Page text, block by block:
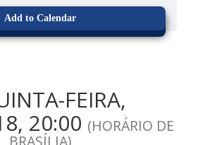
Add to Calendar
FEIRA,
20:00 (HORÁRIO DE
BRASÍLIA)